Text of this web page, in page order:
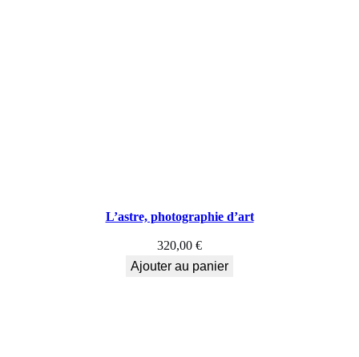
L’astre, photographie d’art
320,00 €
Ajouter au panier